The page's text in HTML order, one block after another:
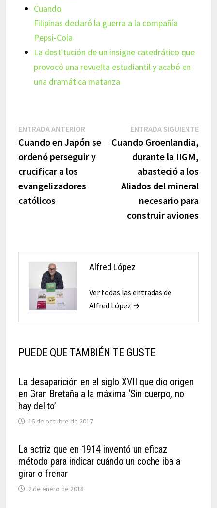
Cuando
Filipinas declaró la guerra a la compañía
Pepsi-Cola
La destitución de un insigne catedrático que
provocó una revuelta estudiantil y acabó en
una dramática matanza
Navegación
de
entradas
ENTRADA ANTERIOREntrada
anterior:
Cuando en Japón se
ordenó perseguir y
crucificar a los
evangelizadores
católicos
ENTRADA SIGUIENTE
Cuando Groenlandia,
durante la IIGM,
abasteció a los
Aliados del mineral
necesario para
construir aviones
Alfred López
Ver todas las entradas de
Alfred López →
PUEDE QUE TAMBIÉN TE GUSTE
La desaparición en el siglo XVII que dio origen
en Gran Bretaña a la máxima ‘Sin cuerpo, no
hay delito’
16 de octubre de 2017
La actriz que en 1914 inventó un eficaz
método para indicar cuándo un coche iba a
girar o frenar
2 de enero de 2018